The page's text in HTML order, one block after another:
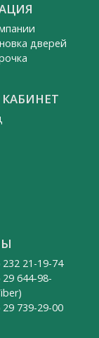
дверей
232 21-19-74
29 644-98-
29 739-29-00